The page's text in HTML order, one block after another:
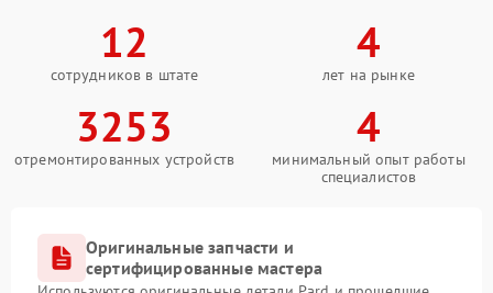
12
сотрудников в штате
4
лет на рынке
3253
отремонтированных устройств
4
минимальный опыт работы
специалистов
Оригинальные запчасти и
сертифицированные мастера